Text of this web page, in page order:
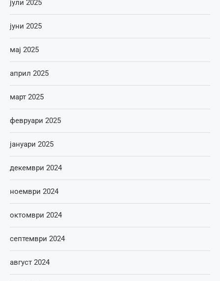
јули 2025
јуни 2025
мај 2025
април 2025
март 2025
февруари 2025
јануари 2025
декември 2024
ноември 2024
октомври 2024
септември 2024
август 2024